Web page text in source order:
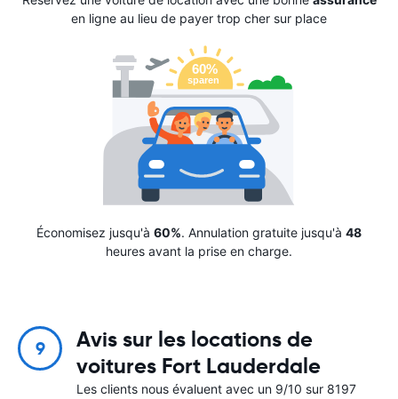
en ligne au lieu de payer trop cher sur place
Économisez jusqu'à 60%. Annulation gratuite jusqu'à 48
heures avant la prise en charge.
9
Avis sur les locations de
voitures Fort Lauderdale
Les clients nous évaluent avec un 9/10 sur 8197